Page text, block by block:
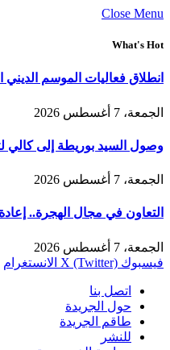
Close Menu
What's Hot
انطلاق فعاليات الموسم
الجمعة، 7 أغسطس 2026
وصول السيد بوريطة إلى كالي
الجمعة، 7 أغسطس 2026
التعاون في مجال الهجرة..
الجمعة، 7 أغسطس 2026
فيسبوك X (Twitter) الانستغرام
اتصل بنا
حول الجريدة
طاقم الجريدة
للنشر